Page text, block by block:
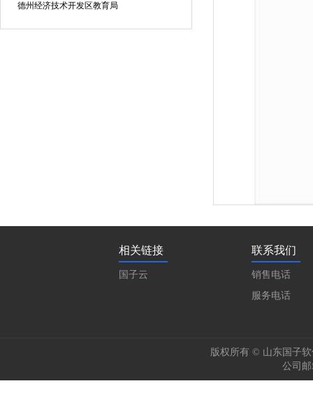
德州经济技术开发区教育局
相关链接
国子云
联系我们
销售电话
服务电话
版权所有 © 山东国子软
公司邮